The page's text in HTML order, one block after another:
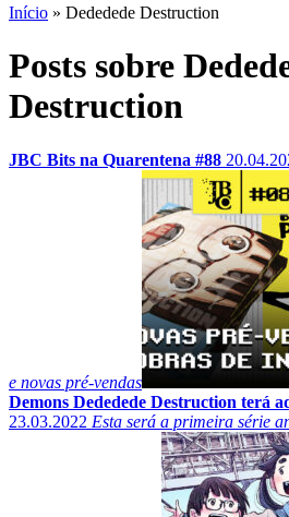
Início » Dededede Destruction
Posts sobre
Destruction
JBC Bits na Quarentena #88
e novas pré-vendas
Demons Dededede Destruction terá
23.03.2022 Esta será a primeira série